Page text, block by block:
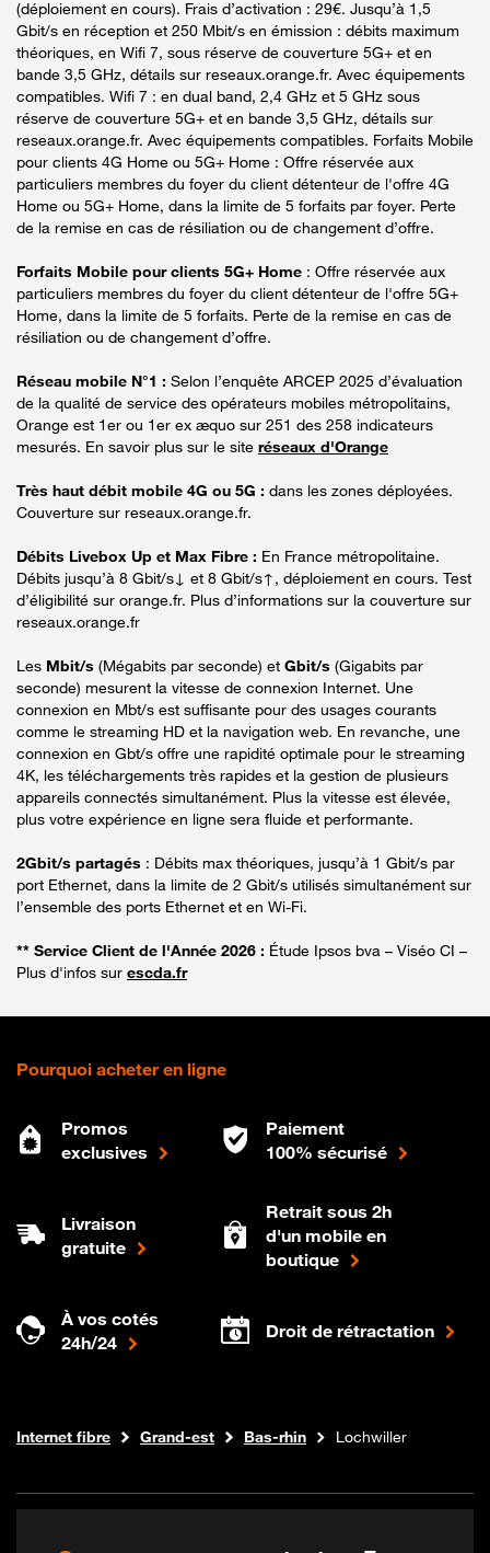
(déploiement en cours). Frais d’activation : 29€. Jusqu’à 1,5
Gbit/s en réception et 250 Mbit/s en émission : débits maximum
théoriques, en Wifi 7, sous réserve de couverture 5G+ et en
bande 3,5 GHz, détails sur reseaux.orange.fr. Avec équipements
compatibles. Wifi 7 : en dual band, 2,4 GHz et 5 GHz sous
réserve de couverture 5G+ et en bande 3,5 GHz, détails sur
reseaux.orange.fr. Avec équipements compatibles. Forfaits Mobile
pour clients 4G Home ou 5G+ Home : Offre réservée aux
particuliers membres du foyer du client détenteur de l'offre 4G
Home ou 5G+ Home, dans la limite de 5 forfaits par foyer. Perte
de la remise en cas de résiliation ou de changement d’offre.
Forfaits Mobile pour clients 5G+ Home : Offre réservée aux
particuliers membres du foyer du client détenteur de l'offre 5G+
Home, dans la limite de 5 forfaits. Perte de la remise en cas de
résiliation ou de changement d’offre.
Réseau mobile N°1 : Selon l’enquête ARCEP 2025 d’évaluation
de la qualité de service des opérateurs mobiles métropolitains,
Orange est 1er ou 1er ex æquo sur 251 des 258 indicateurs
mesurés. En savoir plus sur le site réseaux d'Orange
Très haut débit mobile 4G ou 5G : dans les zones déployées.
Couverture sur reseaux.orange.fr.
Débits Livebox Up et Max Fibre : En France métropolitaine.
Débits jusqu’à 8 Gbit/s↓ et 8 Gbit/s↑, déploiement en cours. Test
d’éligibilité sur orange.fr. Plus d’informations sur la couverture sur
reseaux.orange.fr
Les Mbit/s (Mégabits par seconde) et Gbit/s (Gigabits par
seconde) mesurent la vitesse de connexion Internet. Une
connexion en Mbt/s est suffisante pour des usages courants
comme le streaming HD et la navigation web. En revanche, une
connexion en Gbt/s offre une rapidité optimale pour le streaming
4K, les téléchargements très rapides et la gestion de plusieurs
appareils connectés simultanément. Plus la vitesse est élevée,
plus votre expérience en ligne sera fluide et performante.
2Gbit/s partagés : Débits max théoriques, jusqu’à 1 Gbit/s par
port Ethernet, dans la limite de 2 Gbit/s utilisés simultanément sur
l’ensemble des ports Ethernet et en Wi-Fi.
** Service Client de l'Année 2026 : Étude Ipsos bva – Viséo CI –
Plus d'infos sur escda.fr
Pourquoi acheter en ligne
Promos
exclusives
Paiement
100% sécurisé
Livraison
gratuite
Retrait sous 2h
d'un mobile en
boutique
À vos cotés
24h/24
Droit de rétractation
Boutique Orange
Internet fibre Grand-est Bas-rhin Lochwiller